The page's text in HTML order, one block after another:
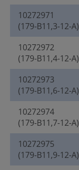
10272971
(179-B11,3-12-A)
10272972
(179-B11,4-12-A)
10272973
(179-B11,6-12-A)
10272974
(179-B11,7-12-A)
10272975
(179-B11,9-12-A)